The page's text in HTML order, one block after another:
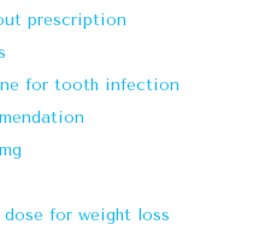
prescription
for tooth infection
for weight loss